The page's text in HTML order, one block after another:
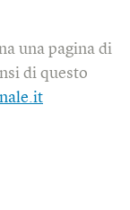
una pagina di
di questo